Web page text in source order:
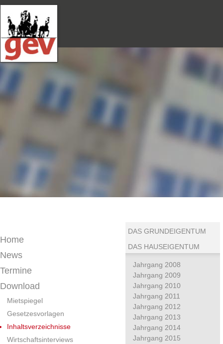
Home
News
Termine
Download
Mietspiegel
Gesetzesvorlagen
Inhaltsverzeichnisse
Wirtschaftsinterviews
DAS GRUNDEIGENTUM
DAS HAUSEIGENTUM
Jahrgang 2008
Jahrgang 2009
Jahrgang 2010
Jahrgang 2011
Jahrgang 2012
Jahrgang 2013
Jahrgang 2014
Jahrgang 2015